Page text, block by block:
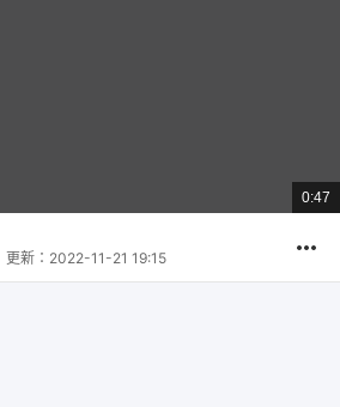
總
共
0:47
更新： 2022-11-21 19:15